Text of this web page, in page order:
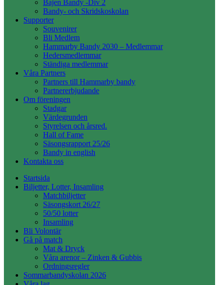
Bajen Bandy -Div 2
Bandy- och Skridskoskolan
Supporter
Souvenirer
Bli Medlem
Hammarby Bandy 2030 – Medlemmar
Hedersmedlemmar
Ständiga medlemmar
Våra Partners
Partners till Hammarby bandy
Partnererbjudande
Om föreningen
Stadgar
Värdegrunden
Styrelsen och årsred.
Hall of Fame
Säsongsrapport 25/26
Bandy in english
Kontakta oss
Startsida
Biljetter, Lotter, Insamling
Matchbiljetter
Säsongskort 26/27
50/50 lotter
Insamling
Bli Volontär
Gå på match
Mat & Dryck
Våra arenor – Zinken & Gubbis
Ordningsregler
Sommarbandyskolan 2026